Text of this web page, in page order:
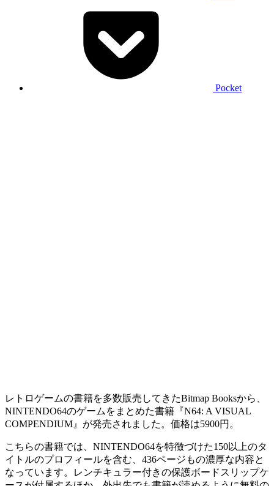
Pocket
レトロゲームの書籍を多数販売してきたBitmap Booksから、
NINTENDO64のゲームをまとめた書籍『N64: A VISUAL
COMPENDIUM』が発売されました。価格は5900円。
こちらの書籍では、NINTENDO64を特徴づけた150以上のタ
イトルのプロフィールを含む、436ページもの濃厚な内容と
なっています。レンチキュラー付きの保護ボードスリップケ